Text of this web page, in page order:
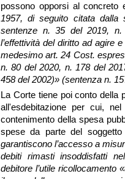
possono opporsi al concreto
1957, di seguito citata
sentenze n. 35 del 2019,
l’effettività del diritto ad agire
medesimo art. 24 Cost.
n. 80 del 2020, n. 178 del
458 del 2002)» (sentenza n.
La Corte tiene poi conto della
all'esdebitazione per cui,
contenimento della spesa
spese da parte del soggetto
garantiscono l’accesso a
debiti rimasti insoddisfatti
debitore l’utile ricollocamento